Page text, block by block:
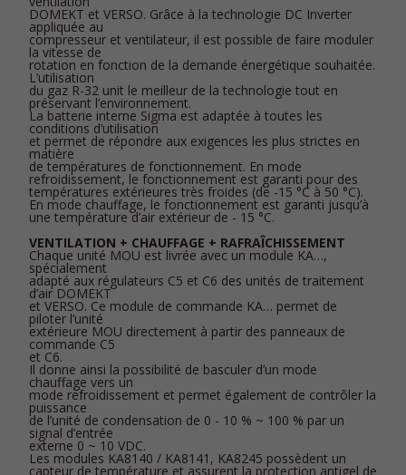
DOMEKT et VERSO. Grâce à la technologie DC Inverter
appliquée au
compresseur et ventilateur, il est possible de faire moduler
la vitesse de
rotation en fonction de la demande énergétique souhaitée.
L’utilisation
du gaz R-32 unit le meilleur de la technologie tout en
préservant l’environnement.
La batterie interne Sigma est adaptée à toutes les
conditions d’utilisation
et permet de répondre aux exigences les plus strictes en
matière
de températures de fonctionnement. En mode
refroidissement, le fonctionnement est garanti pour des
températures extérieures très froides (de -15 °C à 50 °C).
En mode chauffage, le fonctionnement est garanti jusqu’à
une température d’air extérieur de - 15 °C.
VENTILATION + CHAUFFAGE + RAFRAÎCHISSEMENT
Chaque unité MOU est livrée avec un module KA…,
spécialement
adapté aux régulateurs C5 et C6 des unités de traitement
d’air DOMEKT
et VERSO. Ce module de commande KA… permet de
piloter l’unité
extérieure MOU directement à partir des panneaux de
commande C5
et C6.
Il donne ainsi la possibilité de basculer d’un mode
chauffage vers un
mode refroidissement et permet également de contrôler la
puissance
de l’unité de condensation de 0 - 10 % ~ 100 % par un
signal d’entrée
externe 0 ~ 10 VDC.
Les modules KA8140 / KA8141, KA8245 possèdent un
capteur de température et assurent la protection antigel de